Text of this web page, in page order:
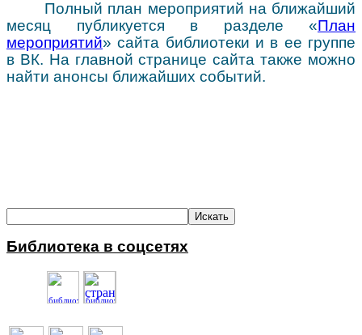
Полный план мероприятий на ближайший
месяц публикуется в разделе «План
мероприятий» сайта библиотеки и в ее группе
в ВК. На главной странице сайта также можно
найти анонсы ближайших событий.
Библиотека в соцсетях